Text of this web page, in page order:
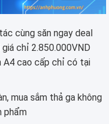
cùng săn ngay deal
chỉ 2.850.000VND
A4 cao cấp chỉ có tại
mua sắm thả ga không
phẩm